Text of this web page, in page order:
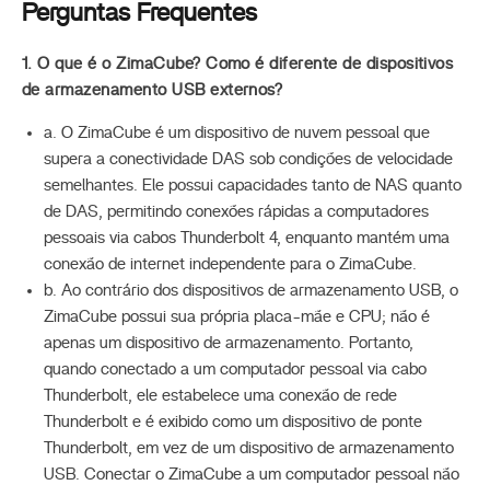
Perguntas Frequentes
1. O que é o ZimaCube? Como é diferente de dispositivos
de armazenamento USB externos?
a. O ZimaCube é um dispositivo de nuvem pessoal que
supera a conectividade DAS sob condições de velocidade
semelhantes. Ele possui capacidades tanto de NAS quanto
de DAS, permitindo conexões rápidas a computadores
pessoais via cabos Thunderbolt 4, enquanto mantém uma
conexão de internet independente para o ZimaCube.
b. Ao contrário dos dispositivos de armazenamento USB, o
ZimaCube possui sua própria placa-mãe e CPU; não é
apenas um dispositivo de armazenamento. Portanto,
quando conectado a um computador pessoal via cabo
Thunderbolt, ele estabelece uma conexão de rede
Thunderbolt e é exibido como um dispositivo de ponte
Thunderbolt, em vez de um dispositivo de armazenamento
USB. Conectar o ZimaCube a um computador pessoal não